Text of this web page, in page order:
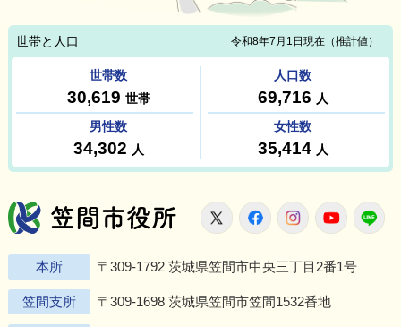
笠間市役所
X FacebookInstagram
本所 〒309-1792 茨城県笠間市中央三丁目2番1号
笠間支所 〒309-1698 茨城県笠間市笠間1532番地